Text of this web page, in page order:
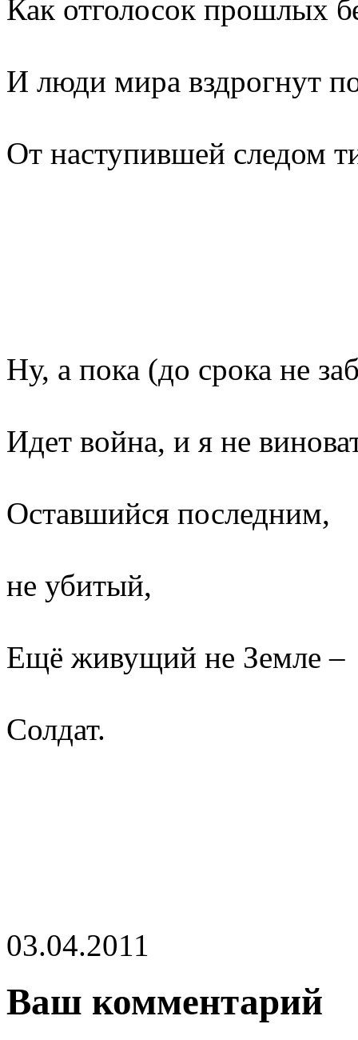
Как отголосок прошлых
И люди мира вздрогнут
От наступившей следом
Ну, а пока (до срока не
Идет война, и я не
Оставшийся последним,
не убитый,
Ещё живущий не Земле –
Солдат.
03.04.2011
Ваш комментарий